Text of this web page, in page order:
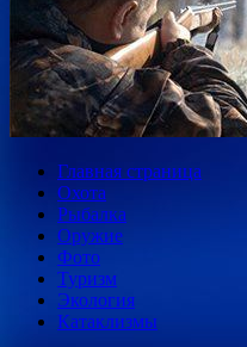
Главная страница
Охота
Рыбалка
Оружие
Фото
Туризм
Экология
Катаклизмы